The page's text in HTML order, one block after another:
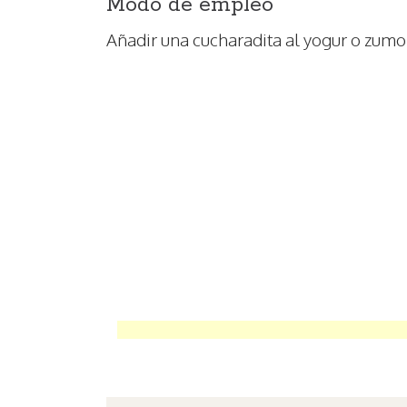
Añadir una cucharadita al yogur o